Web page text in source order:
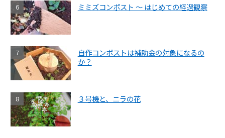
ミミズコンポスト ～ はじめての経過観察
自作コンポストは補助金の対象になるの
か？
３号機と、ニラの花